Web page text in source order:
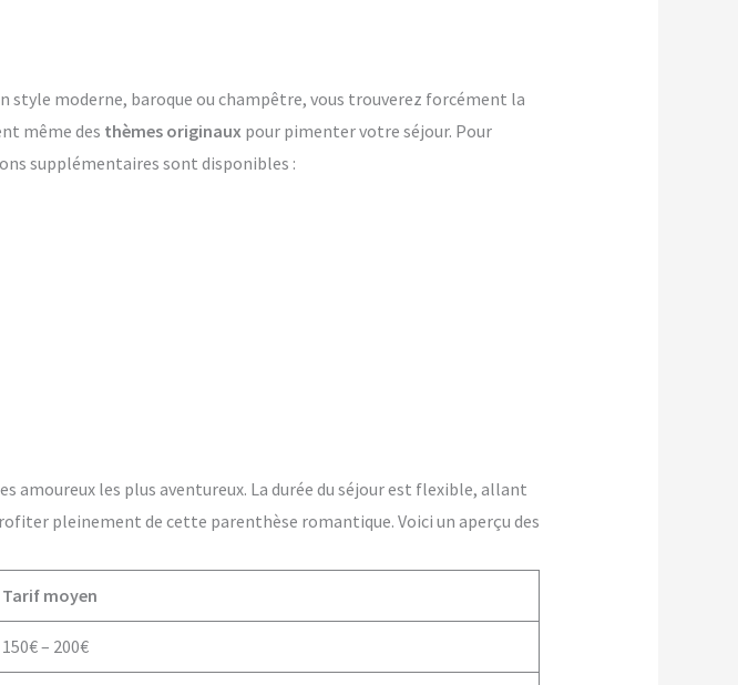
style moderne, baroque ou champêtre, vous trouverez forcément la
même des thèmes originaux pour pimenter votre séjour. Pour
supplémentaires sont disponibles :
amoureux les plus aventureux. La durée du séjour est flexible, allant
pleinement de cette parenthèse romantique. Voici un aperçu des
Tarif moyen
150€ – 200€